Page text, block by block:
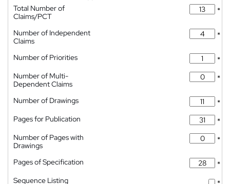
Total Number of
Claims/PCT
*
Number of Independent
Claims
*
Number of Priorities
*
Number of Multi-
Dependent Claims
*
Number of Drawings
*
Pages for Publication
*
Number of Pages with
Drawings
*
Pages of Specification
*
Sequence Listing